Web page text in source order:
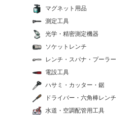
マグネット用品
測定工具
光学・精密測定機器
ソケットレンチ
レンチ・スパナ・プーラー
電設工具
ハサミ・カッター・鋸
ドライバー・六角棒レンチ
水道・空調配管用工具